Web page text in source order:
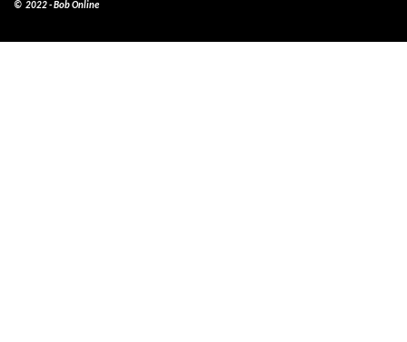
© 2022 - Bob Online